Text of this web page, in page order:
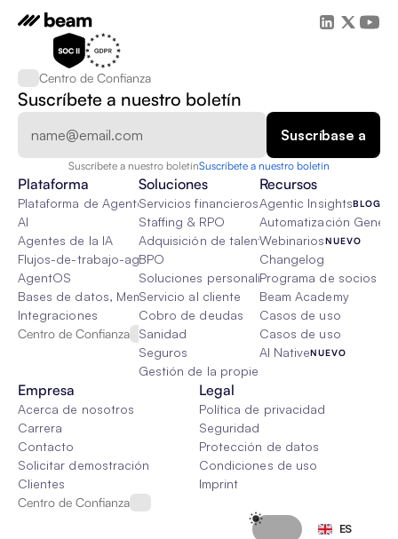
Centro de Confianza
Suscríbete a nuestro boletín
Suscríbete a nuestro boletínSuscríbete a nuestro boletín
Plataforma
Plataforma de Agente de IA
AI
Agentes de la IA
Flujos-de-trabajo-agenticos
AgentOS
Bases de datos, Memoria & Trapo
Integraciones
Centro de Confianza
Soluciones
Servicios financieros
Staffing & RPO
Adquisición de talento
BPO
Soluciones personalizadas de IA
Servicio al cliente
Cobro de deudas
Sanidad
Seguros
Gestión de la propiedad
Recursos
Agentic InsightsBLOG
Automatización
WebinariosNUEVO
Changelog
Programa de socios
Beam Academy
Casos de uso
Casos de uso
AI NativeNUEVO
Empresa
Acerca de nosotros
Carrera
Contacto
Solicitar demostración
Clientes
Centro de Confianza
Legal
Política de privacidad
Seguridad
Protección de datos
Condiciones de uso
Imprint
ES